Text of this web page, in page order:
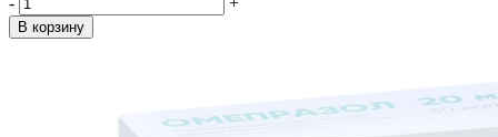
В корзину